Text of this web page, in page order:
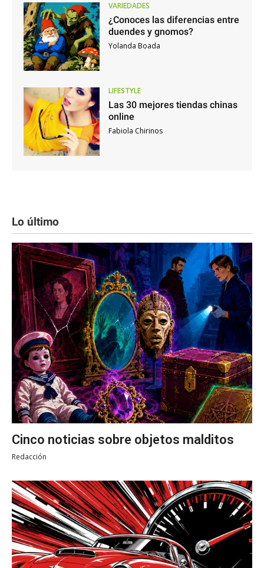
VARIEDADES
¿Conoces las diferencias entre
duendes y gnomos?
Yolanda Boada
LIFESTYLE
Las 30 mejores tiendas chinas
online
Fabiola Chirinos
Lo último
Cinco noticias sobre objetos malditos
Redacción